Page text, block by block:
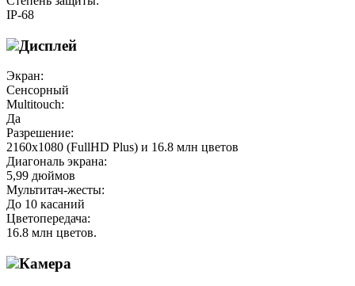
IP-68
Дисплей
Экран:
Сенсорный
Multitouch:
Да
Разрешение:
2160х1080 (FullHD Plus) и 16.8 млн цветов
Диагональ экрана:
5,99 дюймов
Мультитач-жесты:
До 10 касаний
Цветопередача:
16.8 млн цветов.
Камера